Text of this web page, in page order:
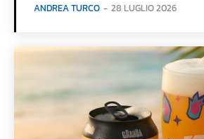
ANDREA TURCO - 28 LUGLIO 2026